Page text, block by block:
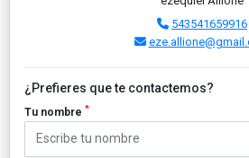
543541659916
¿Prefieres que te contactemos?
Tu nombre *